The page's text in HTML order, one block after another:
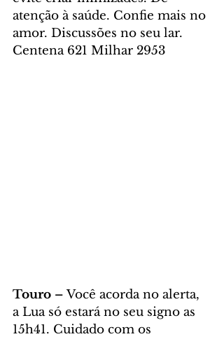
atenção à saúde. Confie mais no
amor. Discussões no seu lar.
Centena 621 Milhar 2953
Touro – Você acorda no alerta,
a Lua só estará no seu signo as
15h41. Cuidado com os